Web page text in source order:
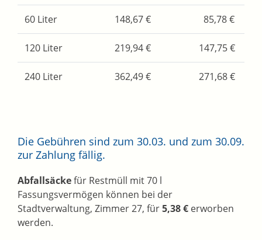
60 Liter 148,67 € 85,78 €
120 Liter 219,94 € 147,75 €
240 Liter 362,49 € 271,68 €
Die Gebühren sind zum 30.03. und zum 30.09.
zur Zahlung fällig.
Abfallsäckefür Restmüll mit 70 l
Fassungsvermögen können bei der
Stadtverwaltung, Zimmer 27, für5,38 € erworben
werden.